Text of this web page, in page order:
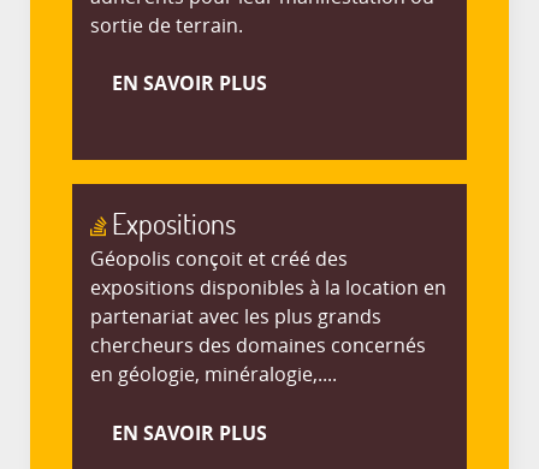
sortie de terrain.
EN SAVOIR PLUS
Expositions
Géopolis conçoit et créé des
expositions disponibles à la location en
partenariat avec les plus grands
chercheurs des domaines concernés
en géologie, minéralogie,....
EN SAVOIR PLUS